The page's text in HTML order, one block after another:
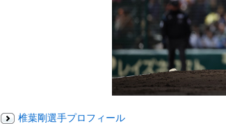
椎葉剛選手プロフィール